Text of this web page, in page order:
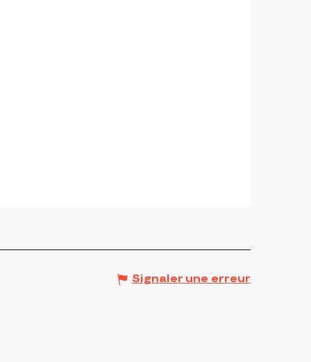
Signaler une erreur